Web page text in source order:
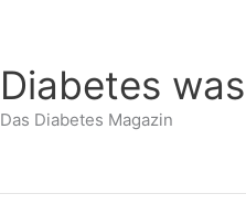
Diabetes
Das Diabetes Magazin